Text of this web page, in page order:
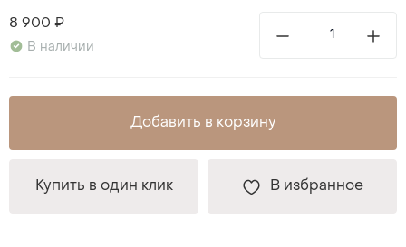
8 900 ₽
В наличии
Добавить в корзину
Купить в один клик В избранное